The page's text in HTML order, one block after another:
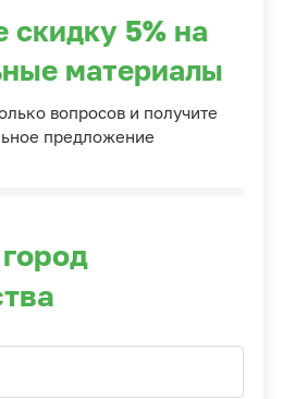
скидку 5% на
материалы
вопросов и получите
предложение